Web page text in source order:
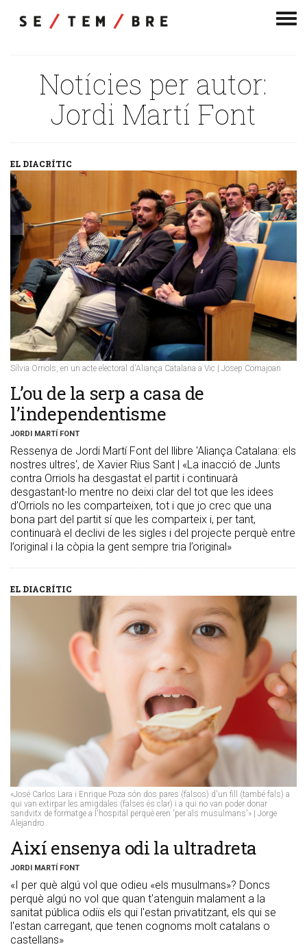
Notícies per autor:
Jordi Martí Font
EL DIACRÍTIC
Sílvia Orriols, en un acte electoral d'Aliança Catalana a Vic | Josep Comajoan
L’ou de la serp a casa de
l’independentisme
JORDI MARTÍ FONT
Ressenya de Jordi Martí Font del llibre 'Aliança Catalana: els
nostres ultres', de Xavier Rius Sant | «La inacció de Junts
contra Orriols ha desgastat el partit i continuarà
desgastant-lo mentre no deixi clar del tot que les idees
d’Orriols no les comparteixen, tot i que jo crec que una
bona part del partit sí que les comparteix i, per tant,
continuarà el declivi de les sigles i del projecte perquè entre
l’original i la còpia la gent sempre tria l’original»
EL DIACRÍTIC
«José Carlos Lara i Enrique Poza són dos pares (falsos) d'un fill (també fals) a
qui van extirpar les amigdales (falses és clar) i a qui no van poder donar
sandvitx de formatge a l'hospital perquè eren 'per als musulmans'» | Jorge
Alejandro
Així ensenya odi la ultradreta
JORDI MARTÍ FONT
«I per què algú vol que odieu «els musulmans»? Doncs
perquè algú no vol que quan t'atenguin malament a la
sanitat pública odiïs els qui l'estan privatitzant, els qui se
l'estan carregant, que tenen cognoms molt catalans o
castellans»